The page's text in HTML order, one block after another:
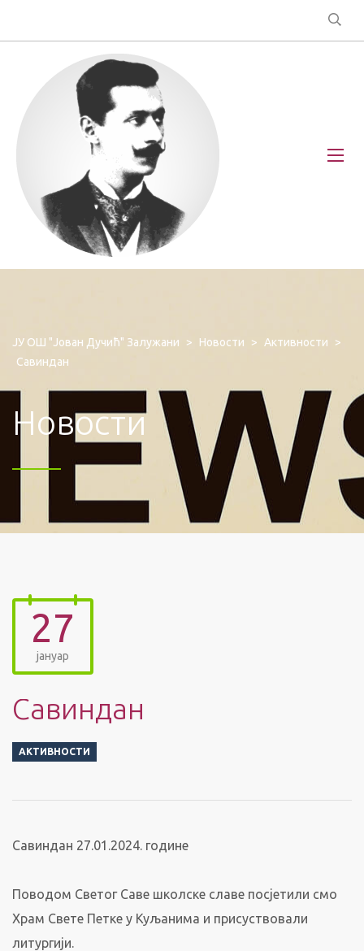
ЈУ ОШ "Јован Дучић" Залужани > Новости > Активности
>
Савиндан
Новости
27
јануар
Савиндан
АКТИВНОСТИ
Савиндан 27.01.2024. године
Поводом Светог Саве школске славе посјетили смо
Храм Свете Петке у Куљанима и присуствовали
литургији.